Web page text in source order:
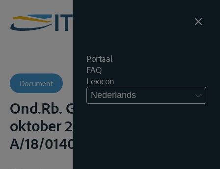
Portaal
FAQ
Lexicon
Nederlands
Document
Ond.Rb. Gent, afd. Gent, 17
oktober 2019, onuitg.,
A/18/01401